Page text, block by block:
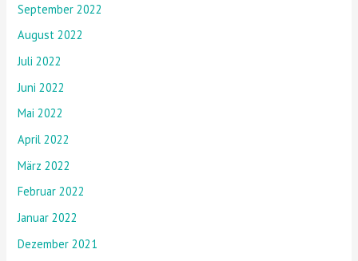
September 2022
August 2022
Juli 2022
Juni 2022
Mai 2022
April 2022
März 2022
Februar 2022
Januar 2022
Dezember 2021